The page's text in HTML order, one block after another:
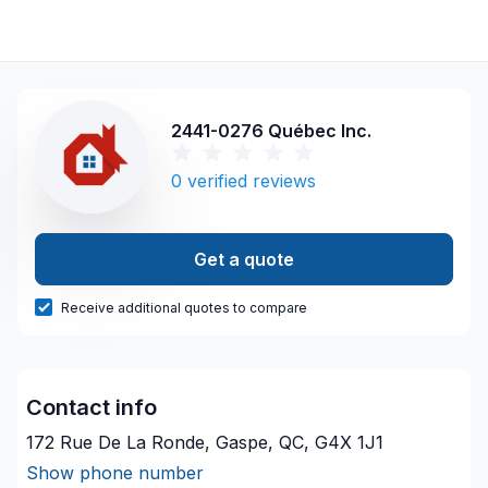
2441-0276 Québec Inc.
0 verified reviews
Get a quote
Receive additional quotes to compare
Contact info
172 Rue De La Ronde, Gaspe, QC, G4X 1J1
Show phone number